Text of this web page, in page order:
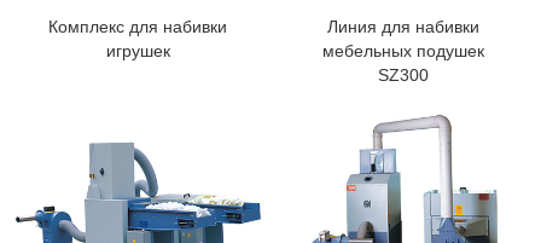
Комплекс для набивки
игрушек
Линия для набивки
мебельных подушек
SZ300